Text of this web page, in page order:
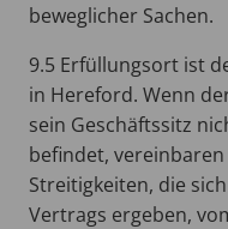
beweglicher Sachen.
9.5 Erfüllungsort ist
in Hereford. Wenn
sein Geschäftssitz
befindet,
Streitigkeiten, die
Vertrags ergeben,